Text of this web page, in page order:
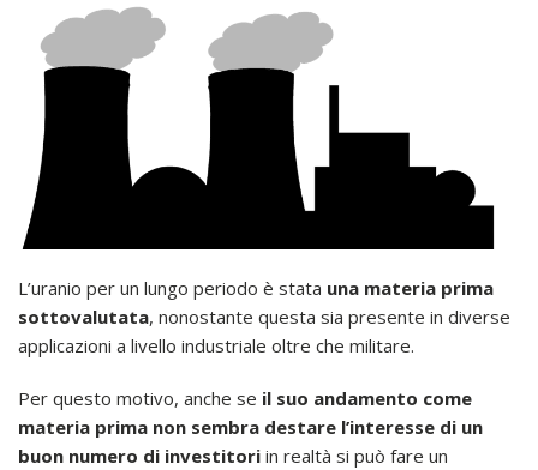
L’uranio per un lungo periodo è stata una materia prima
sottovalutata, nonostante questa sia presente in diverse
applicazioni a livello industriale oltre che militare.
Per questo motivo, anche se il suo andamento come
materia prima non sembra destare l’interesse di un
buon numero di investitori in realtà si può fare un